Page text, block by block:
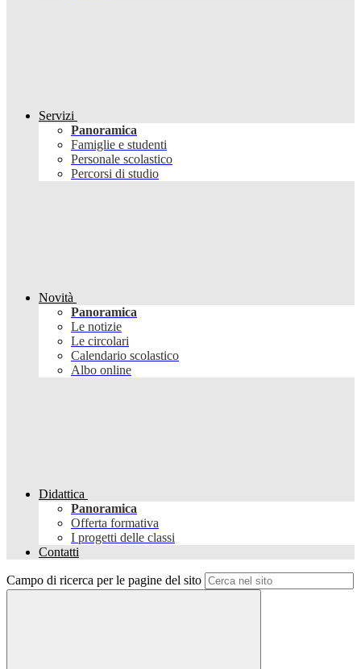
Servizi
Panoramica
Famiglie e studenti
Personale scolastico
Percorsi di studio
Novità
Panoramica
Le notizie
Le circolari
Calendario scolastico
Albo online
Didattica
Panoramica
Offerta formativa
I progetti delle classi
Contatti
Campo di ricerca per le pagine del sito